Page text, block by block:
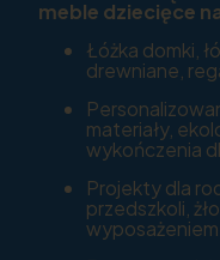
meble dziecięce
Łóżka domki,
drewniane,
materiały,
wykończenia
Projekty dla
przedszkoli,